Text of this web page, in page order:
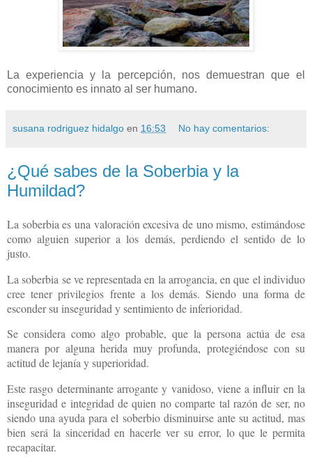
La experiencia y la percepción, nos demuestran que el
conocimiento es innato al ser humano.
susana rodriguez hidalgo en 16:53 No hay comentarios:
¿Qué sabes de la Soberbia y la
Humildad?
La soberbia es una valoración excesiva de uno mismo, estimándose
como alguien superior a los demás, perdiendo el sentido de lo
justo.
La soberbia se ve representada en la arrogancia, en que el individuo
cree tener privilegios frente a los demás. Siendo una forma de
esconder su inseguridad y sentimiento de inferioridad.
Se considera como algo probable, que la persona actúa de esa
manera por alguna herida muy profunda, protegiéndose con su
actitud de lejanía y superioridad.
Este rasgo determinante arrogante y vanidoso, viene a influir en la
inseguridad e integridad de quien no comparte tal razón de ser, no
siendo una ayuda para el soberbio disminuirse ante su actitud, mas
bien será la sinceridad en hacerle ver su error, lo que le permita
recapacitar.